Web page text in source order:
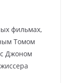
фильмах,
Томом
Джоном